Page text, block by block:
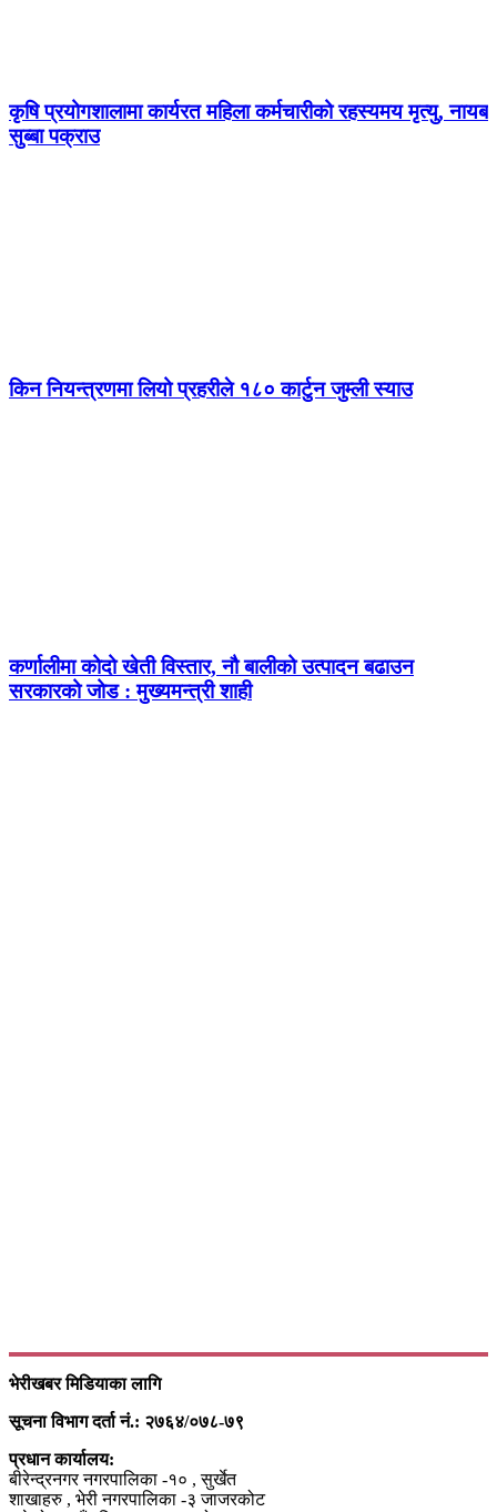
कृषि प्रयोगशालामा कार्यरत महिला कर्मचारीको रहस्यमय मृत्यु, नायब
सुब्बा पक्राउ
किन नियन्त्रणमा लियो प्रहरीले १८० कार्टुन जुम्ली स्याउ
कर्णालीमा कोदो खेती विस्तार, नौ बालीको उत्पादन बढाउन
सरकारको जोड : मुख्यमन्त्री शाही
भेरीखबर मिडियाका लागि
सूचना विभाग दर्ता नं.: २७६४/०७८-७९
प्रधान कार्यालय:
बीरेन्द्रनगर नगरपालिका -१० , सुर्खेत
शाखाहरु , भेरी नगरपालिका -३ जाजरकोट